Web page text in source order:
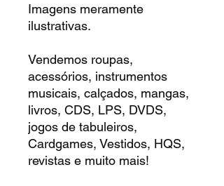
Imagens meramente
ilustrativas.
Vendemos roupas,
acessórios, instrumentos
musicais, calçados, mangas,
livros, CDS, LPS, DVDS,
jogos de tabuleiros,
Cardgames, Vestidos, HQS,
revistas e muito mais!